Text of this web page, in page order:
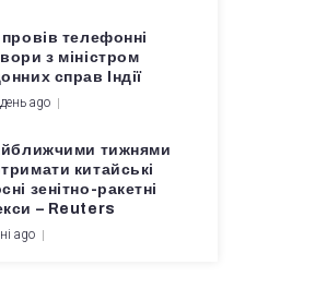
провів телефонні
з міністром
справ Індії
ago
тижнями
китайські
зенітно-ракетні
– Reuters
ago